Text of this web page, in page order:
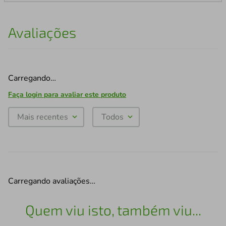
Avaliações
Carregando…
Faça login para avaliar este produto
Mais recentes Todos
Carregando avaliações…
Quem viu isto, também viu...